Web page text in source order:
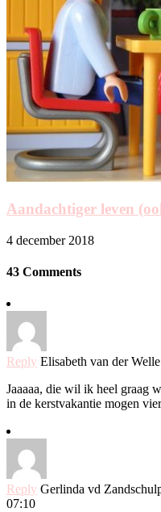
Aandachtiger leven
4 december 2018
43 Comments
Reply Elisabeth van der Welle
Jaaaaa, die wil ik heel graag
in de kerstvakantie mogen
Reply Gerlinda vd
07:10